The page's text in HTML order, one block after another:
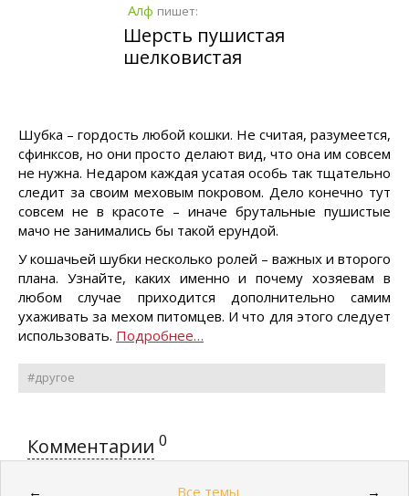
Алф пишет:
Шерсть пушистая
шелковистая
Шубка – гордость любой кошки. Не считая, разумеется,
сфинксов, но они просто делают вид, что она им совсем
не нужна. Недаром каждая усатая особь так тщательно
следит за своим меховым покровом. Дело конечно тут
совсем не в красоте – иначе брутальные пушистые
мачо не занимались бы такой ерундой.
У кошачьей шубки несколько ролей – важных и второго
плана. Узнайте, каких именно и почему хозяевам в
любом случае приходится дополнительно самим
ухаживать за мехом питомцев. И что для этого следует
использовать. Подробнее…
#другое
Комментарии 0
← Все темы →